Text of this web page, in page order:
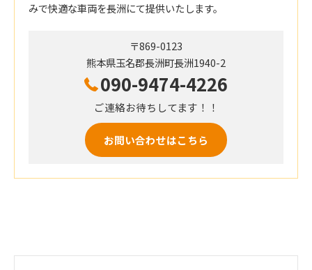
みで快適な車両を長洲にて提供いたします。
〒869-0123
熊本県玉名郡長洲町長洲1940-2
090-9474-4226
ご連絡お待ちしてます！！
お問い合わせはこちら